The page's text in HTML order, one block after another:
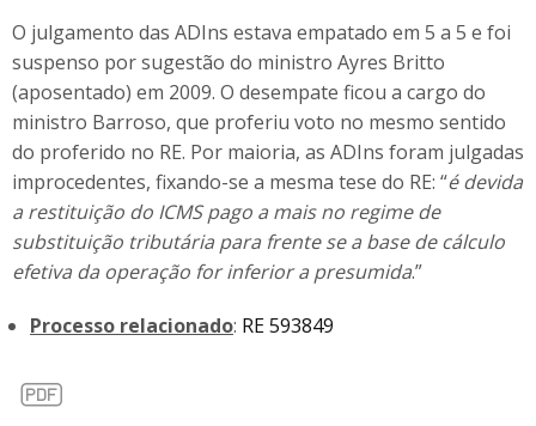
O julgamento das ADIns estava empatado em 5 a 5 e foi
suspenso por sugestão do ministro Ayres Britto
(aposentado) em 2009. O desempate ficou a cargo do
ministro Barroso, que proferiu voto no mesmo sentido
do proferido no RE. Por maioria, as ADIns foram julgadas
improcedentes, fixando-se a mesma tese do RE: “é devida
a restituição do ICMS pago a mais no regime de
substituição tributária para frente se a base de cálculo
efetiva da operação for inferior a presumida.”
Processo relacionado: RE 593849